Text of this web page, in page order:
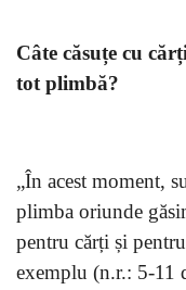
Câte căsuțe cu
tot plimbă?
„În acest moment,
plimba oriunde
pentru cărți și
exemplu (n.r.: 5-11